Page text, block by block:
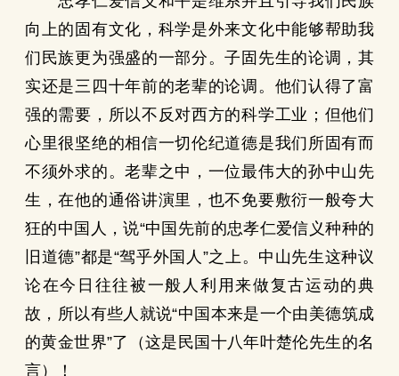
向上的固有文化，科学是外来文化中能够帮助我
们民族更为强盛的一部分。子固先生的论调，其
实还是三四十年前的老辈的论调。他们认得了富
强的需要，所以不反对西方的科学工业；但他们
心里很坚绝的相信一切伦纪道德是我们所固有而
不须外求的。老辈之中，一位最伟大的孙中山先
生，在他的通俗讲演里，也不免要敷衍一般夸大
狂的中国人，说“中国先前的忠孝仁爱信义种种的
旧道德”都是“驾乎外国人”之上。中山先生这种议
论在今日往往被一般人利用来做复古运动的典
故，所以有些人就说“中国本来是一个由美德筑成
的黄金世界”了（这是民国十八年叶楚伦先生的名
言）！